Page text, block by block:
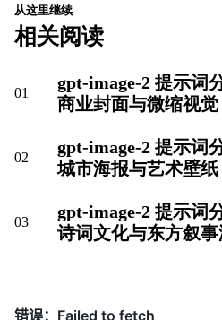
从这里继续
相关阅读
01
gpt-image-2 提示词
商业封面与微缩视觉
02
gpt-image-2 提示词
城市海报与艺术壁纸
03
gpt-image-2 提示词
诗词文化与东方叙事